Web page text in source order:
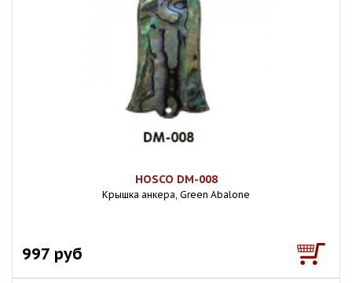
HOSCO DM-008
Крышка анкера, Green Abalone
997 руб